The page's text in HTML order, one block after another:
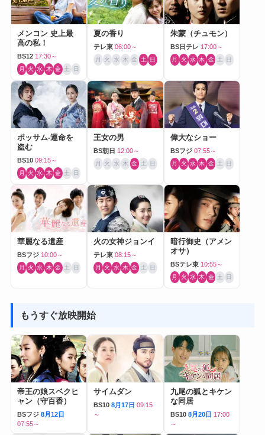
メンコン 史上最
高の私！
BS12 17:30～
月 火 水 木 金 土 日
夏の香り
テレ東 06:00～
月 火 水 木 金 土 日
朱蒙（チュモン）
BS日テレ 17:00～
月 火 水 木 金 土 日
ポッサム-運命を
盗む
BS10 09:15～
月 火 水 木 金 土 日
王女の男
BS朝日 12:00～
月 火 水 木 金 土 日
偉大なショー
BSフジ 07:55～
月 火 水 木 金 土 日
華麗なる遺産
BSフジ 10:00～
月 火 水 木 金 土 日
火の女神ジョンイ
テレ東 08:15～
月 火 水 木 金 土 日
暗行御史（アメン
オサ）
BSテレ東 10:55～
月 火 水 木 金 土 日
もうすぐ放映開始
帝王の娘スベクヒ
ャン（守百香）
BSフジ 8月12日
07:55～
サイムダン
BS10 8月17日 09:15
～
九尾の狐とキケン
な同居
BS10 8月20日 17:00
～